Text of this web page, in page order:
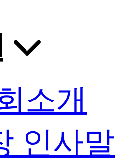
소개
인사말